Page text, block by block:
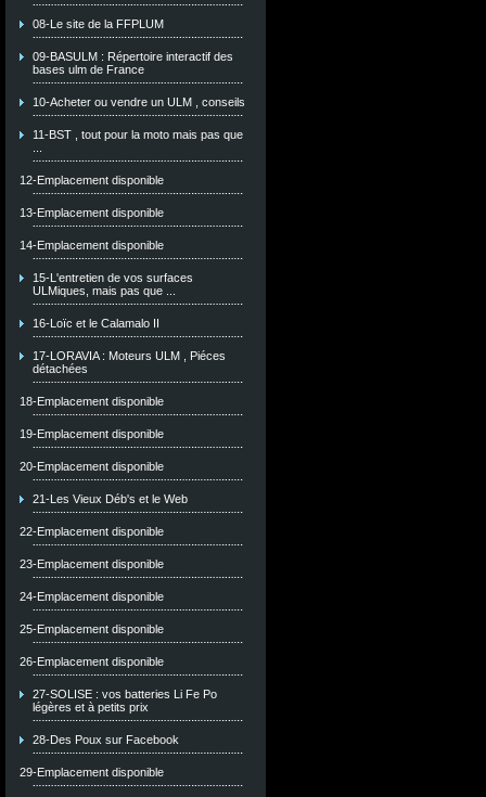
08-Le site de la FFPLUM
09-BASULM : Répertoire interactif des
bases ulm de France
10-Acheter ou vendre un ULM , conseils
11-BST , tout pour la moto mais pas que
12-Emplacement disponible
13-Emplacement disponible
14-Emplacement disponible
15-L'entretien de vos surfaces
ULMiques, mais pas que ...
16-Loïc et le Calamalo II
17-LORAVIA : Moteurs ULM , Piéces
détachées
18-Emplacement disponible
19-Emplacement disponible
20-Emplacement disponible
21-Les Vieux Déb's et le Web
22-Emplacement disponible
23-Emplacement disponible
24-Emplacement disponible
25-Emplacement disponible
26-Emplacement disponible
27-SOLISE : vos batteries Li Fe Po
légères et à petits prix
28-Des Poux sur Facebook
29-Emplacement disponible